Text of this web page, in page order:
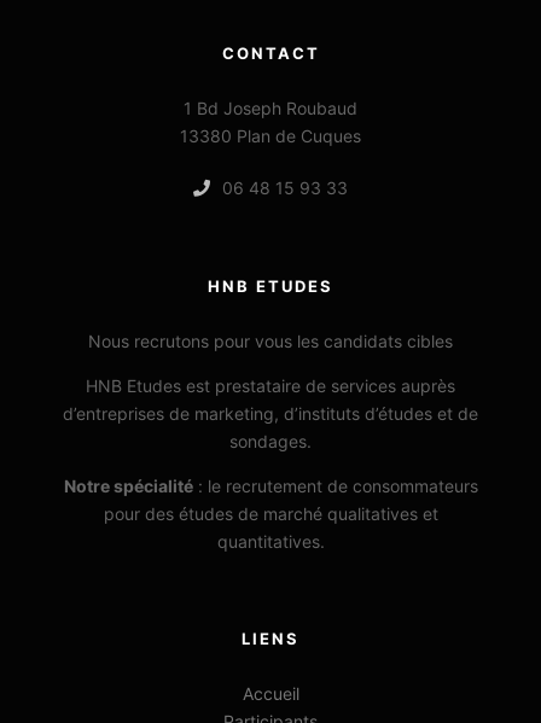
CONTACT
1 Bd Joseph Roubaud
13380 Plan de Cuques
06 48 15 93 33
HNB ETUDES
Nous recrutons pour vous les candidats cibles
HNB Etudes est prestataire de services auprès
d’entreprises de marketing, d’instituts d’études et de
sondages.
Notre spécialité: le recrutement de consommateurs
pour des études de marché qualitatives et
quantitatives.
LIENS
Accueil